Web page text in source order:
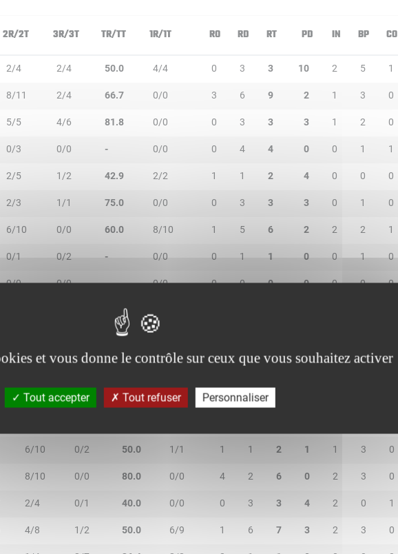
2R/2T 3R/3T TR/TT 1R/1T RO RD RT PD IN BP CO
2/4 2/4 50.0 4/4 0 3 3 10 2 5 1
8/11 2/4 66.7 0/0 3 6 9 2 1 3 0
5/5 4/6 81.8 0/0 0 3 3 3 1 2 0
0/3 0/0 - 0/0 0 4 4 0 0 1 1
2/5 1/2 42.9 2/2 1 1 2 4 0 0 0
2/3 1/1 75.0 0/0 0 3 3 3 0 1 0
6/10 0/0 60.0 8/10 1 5 6 2 2 2 1
0/1 0/2 - 0/0 0 1 1 0 0 1 0
0/0 0/0 - 0/0 0 0 0 0 0 0 0
2R/2T 3R/3T TR/TT 1R/1T RO RD RT
6/10 0/2 50.0 1/1 1 1 2 1 1 3 0
8/10 0/0 80.0 0/0 4 2 6 0 2 3 0
2/4 0/1 40.0 0/0 0 3 3 4 2 0 1
4/8 1/2 50.0 6/9 1 6 7 3 2 3 0
et vous donne le contrôle sur ceux que vous souhaitez activer
Tout accepter Tout refuser Personnaliser